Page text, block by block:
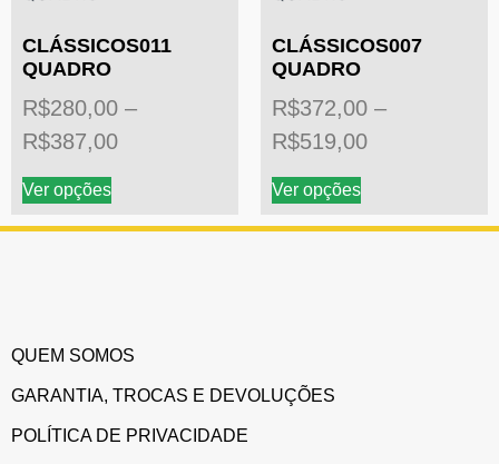
CLÁSSICOS011
QUADRO
R$280,00 –
R$387,00
Ver opções
CLÁSSICOS007
QUADRO
R$372,00 –
R$519,00
Ver opções
QUEM SOMOS
GARANTIA, TROCAS E DEVOLUÇÕES
POLÍTICA DE PRIVACIDADE